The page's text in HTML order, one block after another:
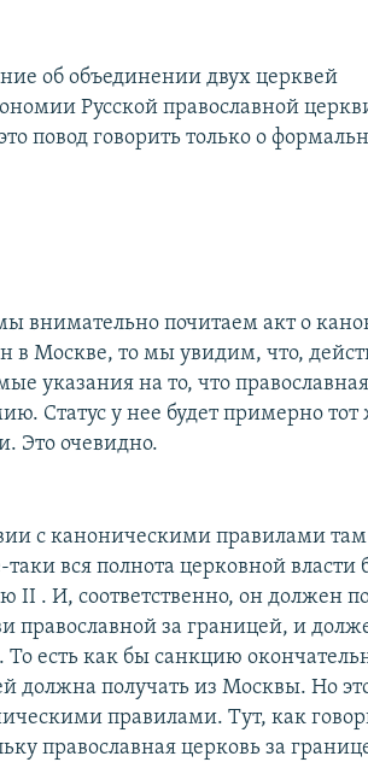
об объединении двух церквей
Русской православной
повод говорить только о
внимательно почитаем акт о
в Москве, то мы увидим, что,
указания на то, что
Статус у нее будет примерно тот
Это очевидно.
с каноническими правилами там
вся полнота церковной власти
II . И, соответственно, он должен
православной за границей, и
есть как бы санкцию
должна получать из Москвы. Но
правилами. Тут, как
православная церковь за